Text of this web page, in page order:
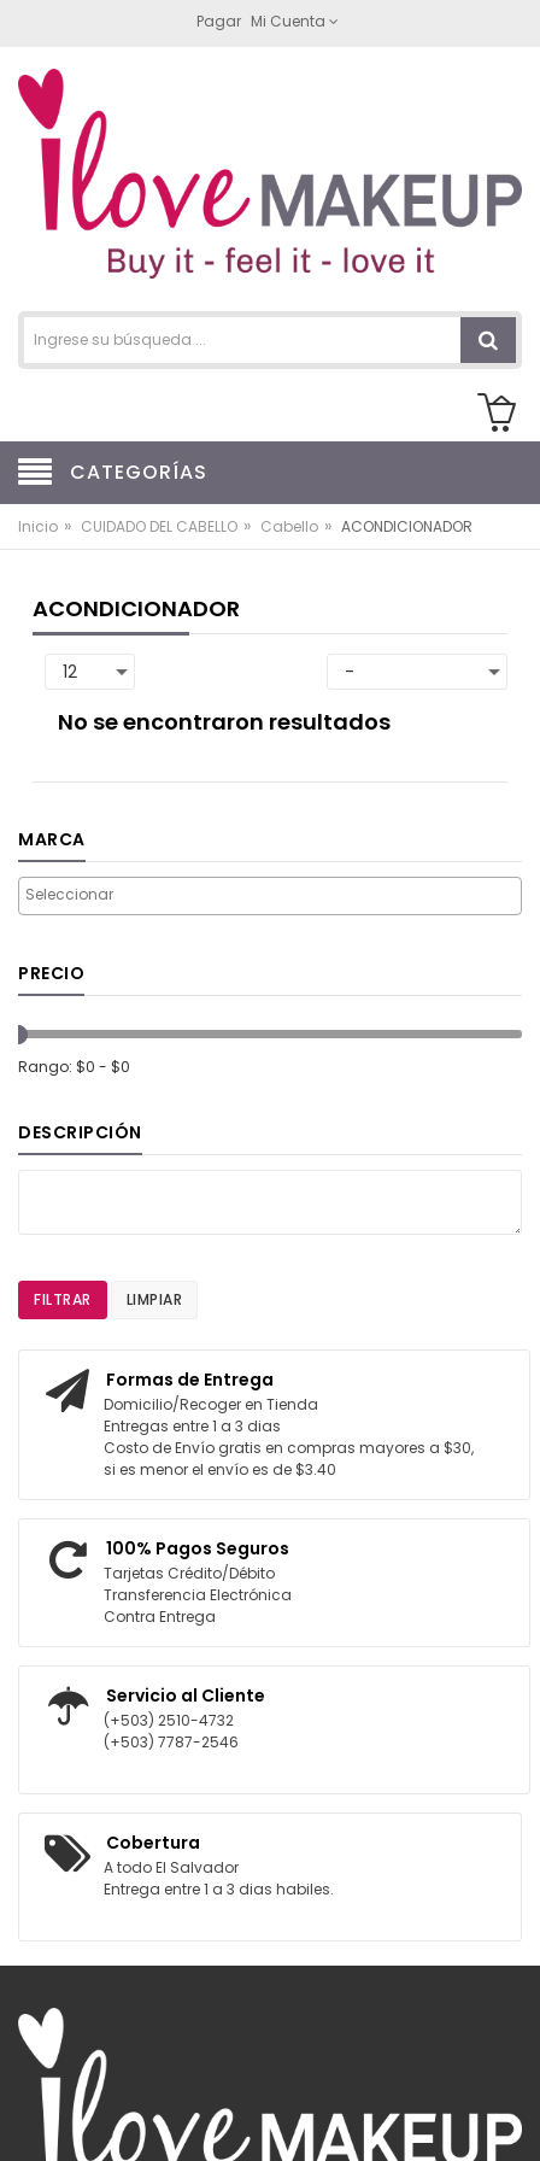
Pagar Mi Cuenta
CATEGORÍAS
Inicio » CUIDADO DEL CABELLO » Cabello » ACONDICIONADOR
ACONDICIONADOR
No se encontraron resultados
MARCA
PRECIO
Rango: $0 - $0
DESCRIPCIÓN
FILTRAR LIMPIAR
Formas de Entrega
Domicilio/Recoger en Tienda
Entregas entre 1 a 3 dias
Costo de Envío gratis en compras mayores a $30,
si es menor el envío es de $3.40
100% Pagos Seguros
Tarjetas Crédito/Débito
Transferencia Electrónica
Contra Entrega
Servicio al Cliente
(+503) 2510-4732
(+503) 7787-2546
Cobertura
A todo El Salvador
Entrega entre 1 a 3 dias habiles.